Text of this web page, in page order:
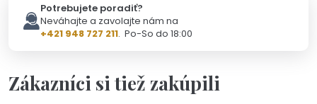
Potrebujete poradiť?
Neváhajte a zavolajte nám na
+421 948 727 211. Po-So do 18:00
Zákazníci si tiež zakúpili